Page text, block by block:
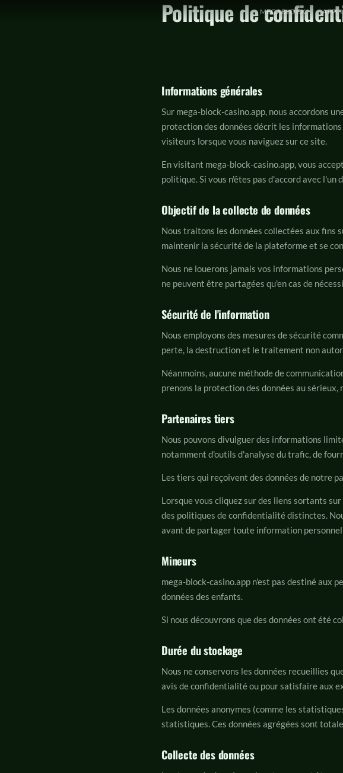
MEGABLOCK
Politique de
Informations générales
Sur mega-block-casino.app, nous accordons
protection des données décrit les
visiteurs lorsque vous naviguez sur ce site.
En visitant mega-block-casino.app, vous
politique. Si vous n'êtes pas d'accord avec
Objectif de la collecte de données
Nous traitons les données collectées aux
maintenir la sécurité de la plateforme et se
Nous ne louerons jamais vos informations
ne peuvent être partagées qu'en cas de
Sécurité de l'information
Nous employons des mesures de sécurité
perte, la destruction et le traitement non
Néanmoins, aucune méthode de
prenons la protection des données au
Partenaires tiers
Nous pouvons divulguer des informations
notamment d'outils d'analyse du trafic, de
Les tiers qui reçoivent des données de notre
Lorsque vous cliquez sur des liens sortants
des politiques de confidentialité distinctes.
avant de partager toute information
Mineurs
mega-block-casino.app n'est pas destiné aux
données des enfants.
Si nous découvrons que des données ont été
Durée du stockage
Nous ne conservons les données recueillies
avis de confidentialité ou pour satisfaire aux
Les données anonymes (comme les
statistiques. Ces données agrégées sont
Collecte des données